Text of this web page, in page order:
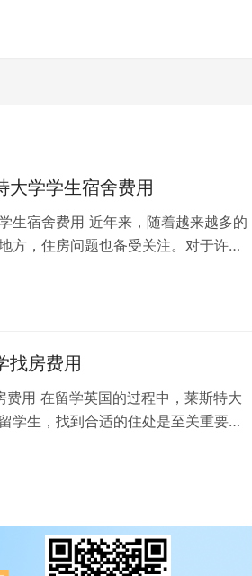
大学学生宿舍费用
生宿舍费用 近年来，随着越来越多的
方，住房问题也备受关注。对于许多
找房费用
用 在留学英国的过程中，莱斯特大
学生，找到合适的住处是至关重要的